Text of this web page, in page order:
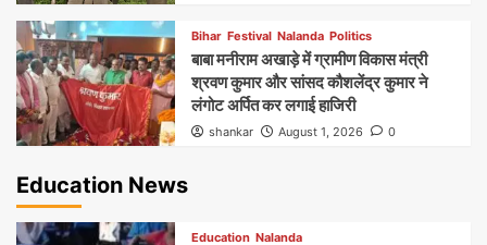
Bihar Festival Nalanda Politics
बाबा मनीराम अखाड़े में ग्रामीण विकास मंत्री
श्रवण कुमार और सांसद कौशलेंद्र कुमार ने
लंगोट अर्पित कर लगाई हाजिरी
shankar August 1, 2026 0
Education News
Education Nalanda